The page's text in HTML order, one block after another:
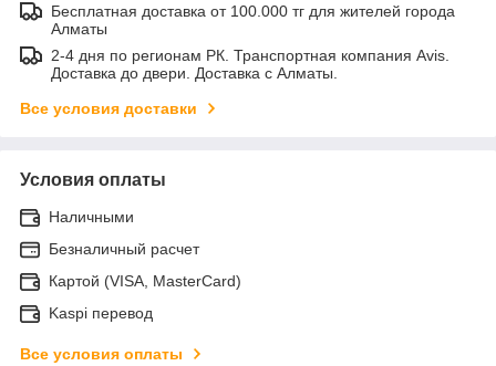
Бесплатная доставка от 100.000 тг для жителей города
Алматы
2-4 дня по регионам РК. Транспортная компания Avis.
Доставка до двери. Доставка с Алматы.
Все условия доставки
Условия оплаты
Наличными
Безналичный расчет
Картой (VISA, MasterCard)
Kaspi перевод
Все условия оплаты